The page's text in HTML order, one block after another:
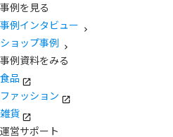
事例を見る
事例インタビュー
ショップ事例
事例資料をみる
食品
ファッション
雑貨
運営サポート